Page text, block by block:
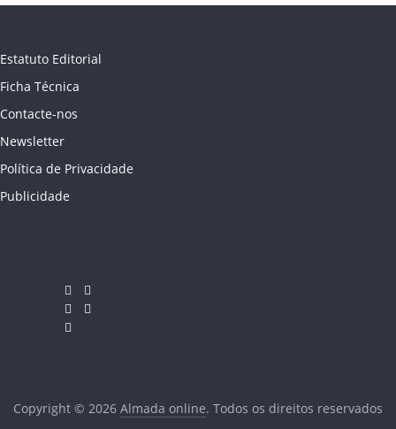
Estatuto Editorial
Ficha Técnica
Contacte-nos
Newsletter
Política de Privacidade
Publicidade
Copyright © 2026 Almada online. Todos os direitos reservados